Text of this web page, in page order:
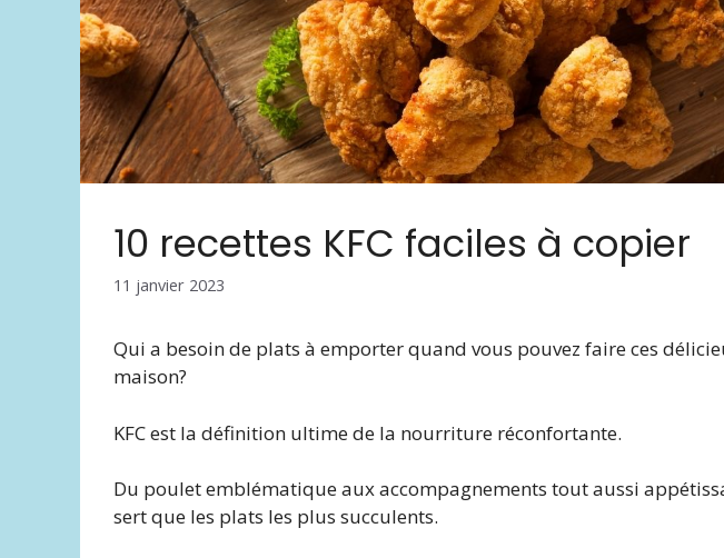
10 recettes KFC faciles à copier
11 janvier 2023
Qui a besoin de plats à emporter quand vous pouvez faire ces
maison?
KFC est la définition ultime de la nourriture réconfortante.
Du poulet emblématique aux accompagnements tout aussi
sert que les plats les plus succulents.